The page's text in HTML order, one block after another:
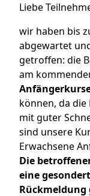
Liebe
wir haben bis
abgewartet
getroffen: die
am
können, da
mit guter
sind unsere
Erwachsene
Die
eine
Rückmeldung